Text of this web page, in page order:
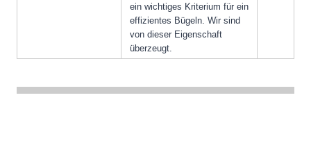
ein wichtiges Kriterium für ein
effizientes Bügeln. Wir sind
von dieser Eigenschaft
überzeugt.